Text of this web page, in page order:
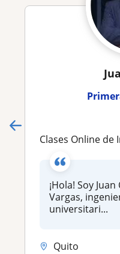
Clases Online de
¡Hola! Soy
Vargas,
universitari...
Quito